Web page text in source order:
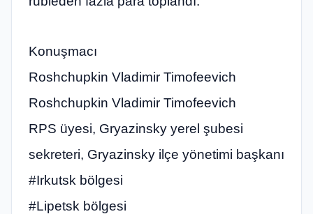
Konuşmacı
Roshchupkin Vladimir Timofeevich
Roshchupkin Vladimir Timofeevich
RPS üyesi, Gryazinsky yerel şubesi
sekreteri, Gryazinsky ilçe yönetimi başkanı
#Irkutsk bölgesi
#Lipetsk bölgesi